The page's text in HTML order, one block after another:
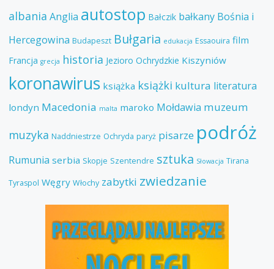
albania Anglia autostop Bałczik bałkany Bośnia i
Hercegowina Budapeszt Bułgaria edukacja Essaouira film
Francja grecja historia Jezioro Ochrydzkie Kiszyniów
koronawirus książka książki kultura literatura
londyn Macedonia malta maroko Mołdawia muzeum
muzyka Naddniestrze Ochryda paryż pisarze podróż
Rumunia serbia Skopje Szentendre sztuka Słowacja Tirana
Tyraspol Węgry Włochy zabytki zwiedzanie